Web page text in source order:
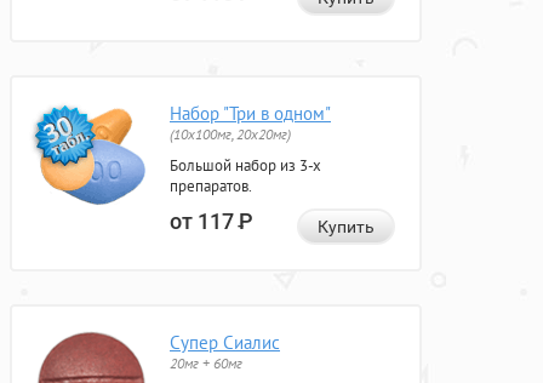
Набор "Три в одном"
(10x100мг, 20x20мг)
Большой набор из 3-х
препаратов.
от 117Р Купить
Супер Сиалис
20мг + 60мг